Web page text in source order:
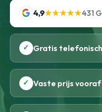
4,9★★★★★431
✓ Gratis
✓ Vaste prijs vooraf